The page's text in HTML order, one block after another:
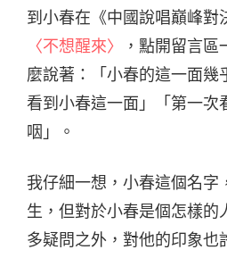
到小春在《中國說唱巔峰對
〈不想醒來〉
，點開留言
麼說著：「小春的這一面幾
看到小春這一面」「第一次
咽」。
我仔細一想，小春這個名字
生，但對於小春是個怎樣的
多疑問之外，對他的印象也